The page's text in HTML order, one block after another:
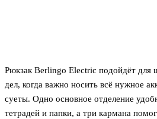
Рюкзак Berlingo Electric подойдёт для
дел, когда важно носить всё нужное
суеты. Одно основное отделение
тетрадей и папки, а три кармана